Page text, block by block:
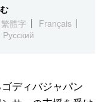
Русский
繁體字
Français
Русский
ディバジャパン